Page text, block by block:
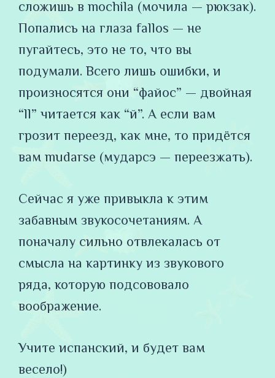
сложишь в mochila (мочила — рюкзак).
Попались на глаза fallos — не
пугайтесь, это не то, что вы
подумали. Всего лишь ошибки, и
произносятся они “файос” — двойная
“ll” читается как “й”. А если вам
грозит переезд, как мне, то придётся
вам mudarse (мударсэ — переезжать).
Сейчас я уже привыкла к этим
забавным звукосочетаниям. А
поначалу сильно отвлекалась от
смысла на картинку из звукового
ряда, которую подсововало
воображение.
Учите испанский, и будет вам
весело!)